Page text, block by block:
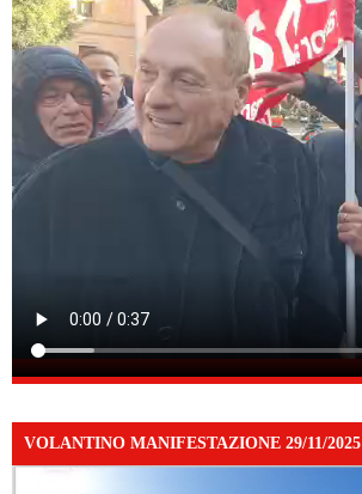
VOLANTINO MANIFESTAZIONE 29/11/2025